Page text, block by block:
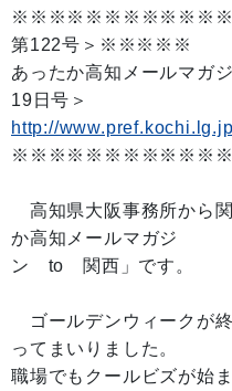
第122号＞※※※※※
あったか高知メールマ
19日号＞
http://
高知県大阪事務所から
か高知メールマガジ
ン to 関西」です。
ゴールデンウィークが
ってまいりました。
職場でもクールビズが始